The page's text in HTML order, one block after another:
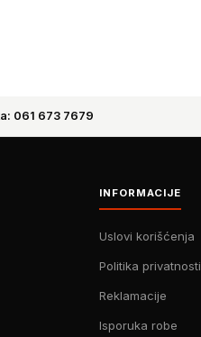
061 673 7679
INFORMACIJE
Uslovi korišćenja
Politika privatnosti
Reklamacije
Isporuka robe